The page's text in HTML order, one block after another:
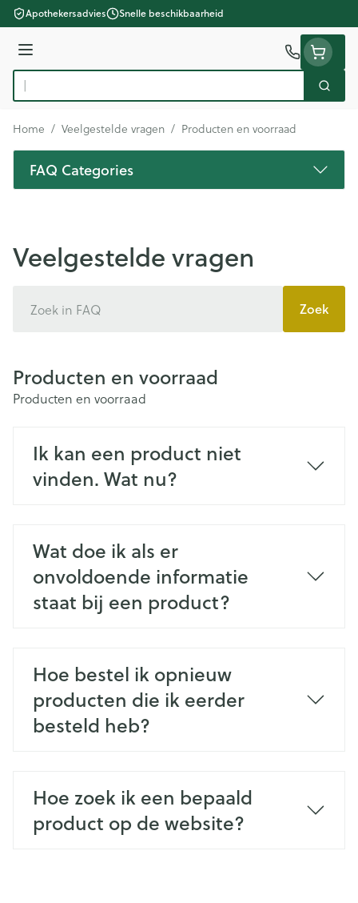
Ga naar de inhoud
Apothekersadvies Snelle beschikbaarheid
Menu
Product, merk, categorie...
Zoek
Home / Veelgestelde vragen / Producten en voorraad
FAQ Categories
Veelgestelde vragen
Zoek
Producten en voorraad
Producten en voorraad
Ik kan een product niet
vinden. Wat nu?
Wat doe ik als er
onvoldoende informatie
staat bij een product?
Hoe bestel ik opnieuw
producten die ik eerder
besteld heb?
Hoe zoek ik een bepaald
product op de website?